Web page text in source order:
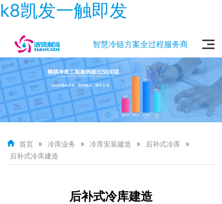
k8凯发一触即发
智慧冷链方案全过程服务商
首页 » 冷库业务 » 冷库安装建造 » 后补式冷库 »
后补式冷库建造
后补式冷库建造